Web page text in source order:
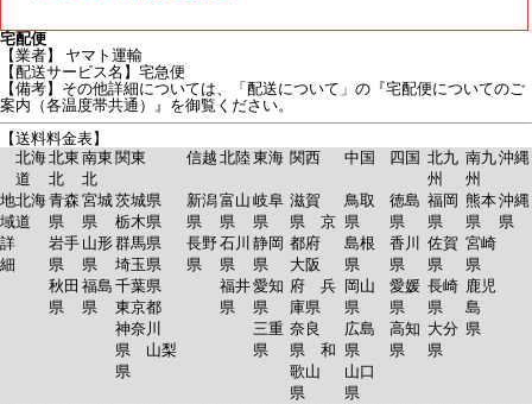
宅配便
【業者】 ヤマト運輸
【配送サービス名】宅急便
【備考】その他詳細については、「配送について」の『宅配便についてのご
案内（各温度帯共通）』を御覧ください。
【送料料金表】
北海
道
北東
北
南東
北
関東 信越 北陸東海 関西 中国 四国 北九
州
南九
州
沖縄
地
域
詳
細
北海
道
青森
県
岩手
県
秋田
県
宮城
県
山形
県
福島
県
茨城県
栃木県
群馬県
埼玉県
千葉県
東京都
神奈川
県 山梨
県
新潟
県
長野
県
富山
県
石川
県
福井
県
岐阜
県
静岡
県
愛知
県
三重
県
滋賀
県 京
都府
大阪
府 兵
庫県
奈良
県 和
歌山
県
鳥取
県
島根
県
岡山
県
広島
県
山口
県
徳島
県
香川
県
愛媛
県
高知
県
福岡
県
佐賀
県
長崎
県
大分
県
熊本
県
宮崎
県
鹿児
島
県
沖縄
県